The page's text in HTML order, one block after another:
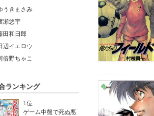
うきまさみ
瀬悠宇
田和日郎
辺イエロウ
倍野ちゃこ
ランキング
1位
ゲーム中盤で死ぬ悪